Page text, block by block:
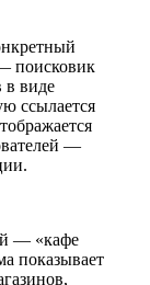
поисковик
в виде
ссылается
—
— «кафе
показывает